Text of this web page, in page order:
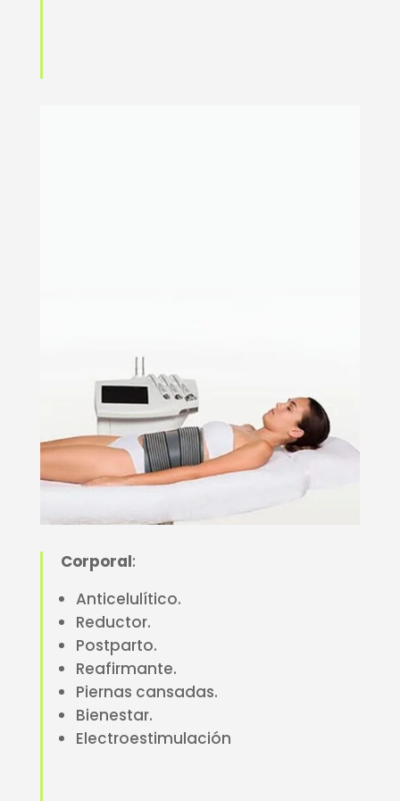
Corporal:
Anticelulítico.
Reductor.
Postparto.
Reafirmante.
Piernas cansadas.
Bienestar.
Electroestimulación